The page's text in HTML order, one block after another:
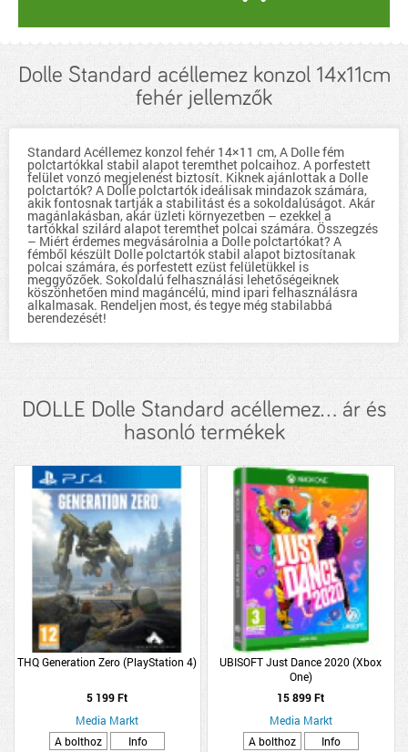
Dolle Standard acéllemez konzol 14x11cm
fehér jellemzők
Standard Acéllemez konzol fehér 14×11 cm, A Dolle fém
polctartókkal stabil alapot teremthet polcaihoz. A porfestett
felület vonzó megjelenést biztosít. Kiknek ajánlottak a Dolle
polctartók? A Dolle polctartók ideálisak mindazok számára,
akik fontosnak tartják a stabilitást és a sokoldalúságot. Akár
magánlakásban, akár üzleti környezetben – ezekkel a
tartókkal szilárd alapot teremthet polcai számára. Összegzés
– Miért érdemes megvásárolnia a Dolle polctartókat? A
fémből készült Dolle polctartók stabil alapot biztosítanak
polcai számára, és porfestett ezüst felületükkel is
meggyőzőek. Sokoldalú felhasználási lehetőségeiknek
köszönhetően mind magáncélú, mind ipari felhasználásra
alkalmasak. Rendeljen most, és tegye még stabilabbá
berendezését!
DOLLE Dolle Standard acéllemez... ár és
hasonló termékek
THQ Generation Zero (PlayStation 4)
5 199 Ft
Media Markt
A bolthoz
Info
UBISOFT Just Dance 2020 (Xbox
One)
15 899 Ft
Media Markt
A bolthoz
Info